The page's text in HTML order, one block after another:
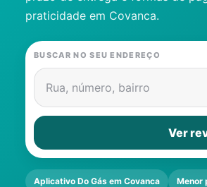
Gás
Contatos
praticidade em Covanca.
BUSCAR NO SEU ENDEREÇO
Rua, número, bairro
Ver
Aplicativo Do Gás em Covanca Menor